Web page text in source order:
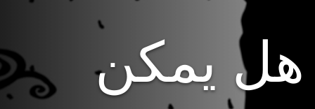
هل يمكن